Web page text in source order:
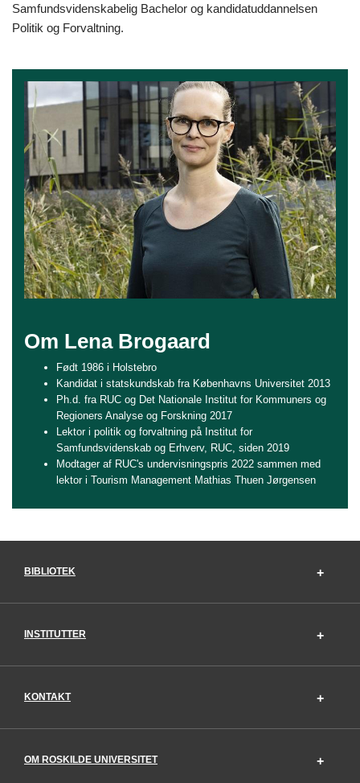
Samfundsvidenskabelig Bachelor og kandidatuddannelsen
Politik og Forvaltning.
Om Lena Brogaard
Født 1986 i Holstebro
Kandidat i statskundskab fra Københavns Universitet 2013
Ph.d. fra RUC og Det Nationale Institut for Kommuners og
Regioners Analyse og Forskning 2017
Lektor i politik og forvaltning på Institut for
Samfundsvidenskab og Erhverv, RUC, siden 2019
Modtager af RUC's undervisningspris 2022 sammen med
lektor i Tourism Management Mathias Thuen Jørgensen
BIBLIOTEK
INSTITUTTER
KONTAKT
OM ROSKILDE UNIVERSITET